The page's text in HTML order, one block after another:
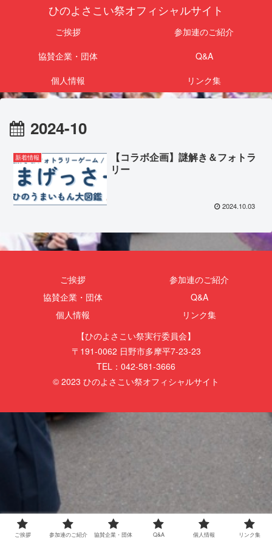
ひのよさこい祭オフィシャルサイト
ご挨拶
参加連のご紹介
協賛企業・団体
Q&A
個人情報
リンク集
2024-10
新着情報
【コラボ企画】謎解き＆フォトラ
リー
2024.10.03
ご挨拶
参加連のご紹介
協賛企業・団体
Q&A
個人情報
リンク集
【ひのよさこい祭実行委員会】
〒191-0062 日野市多摩平7-23-23
TEL：042-581-3666
© 2023 ひのよさこい祭オフィシャルサイト
ご挨拶 参加連のご紹介 協賛企業・団体 Q&A 個人情報 リンク集